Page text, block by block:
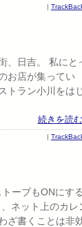
|
、日吉。 私にと
お店が集ってい
トラン小川をは
続きを読
|
ーブもONにする
ネット上のカレ
ざ書くことは非